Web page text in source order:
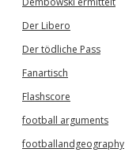
Der Libero
Der tödliche Pass
Fanartisch
Flashscore
football arguments
footballandgeography